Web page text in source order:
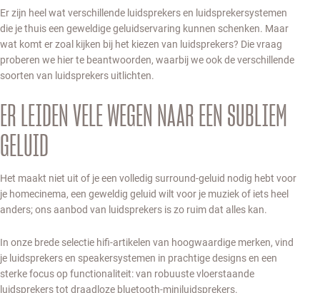
Er zijn heel wat verschillende luidsprekers en luidsprekersystemen
die je thuis een geweldige geluidservaring kunnen schenken. Maar
wat komt er zoal kijken bij het kiezen van luidsprekers? Die vraag
proberen we hier te beantwoorden, waarbij we ook de verschillende
soorten van luidsprekers uitlichten.
ER LEIDEN VELE WEGEN NAAR EEN SUBLIEM
GELUID
Het maakt niet uit of je een volledig surround-geluid nodig hebt voor
je homecinema, een geweldig geluid wilt voor je muziek of iets heel
anders; ons aanbod van luidsprekers is zo ruim dat alles kan.
In onze brede selectie hifi-artikelen van hoogwaardige merken, vind
je luidsprekers en speakersystemen in prachtige designs en een
sterke focus op functionaliteit: van robuuste vloerstaande
luidsprekers tot draadloze bluetooth-miniluidsprekers.